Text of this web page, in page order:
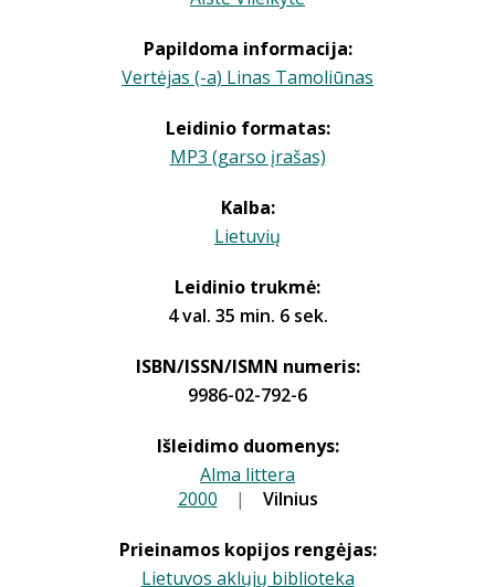
Papildoma informacija:
Vertėjas (-a) Linas Tamoliūnas
Leidinio formatas:
MP3 (garso įrašas)
Kalba:
Lietuvių
Leidinio trukmė:
4 val. 35 min. 6 sek.
ISBN/ISSN/ISMN numeris:
9986-02-792-6
Išleidimo duomenys:
Alma littera
2000 | Vilnius
Prieinamos kopijos rengėjas:
Lietuvos aklųjų biblioteka